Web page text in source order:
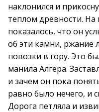
наклонился и
теплом древности.
показалось, что он
об эти камни, ржание
повозки в гору. Это
манила Алгера.
и зачем он пока
равно было нечего, и
Дорога петляла и